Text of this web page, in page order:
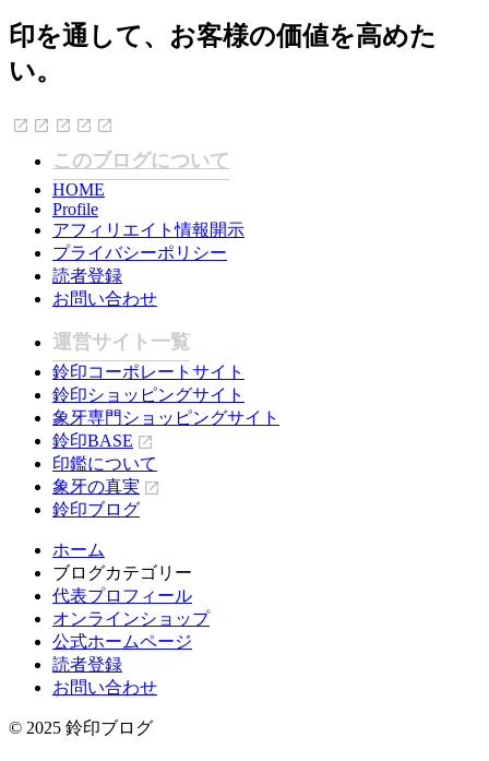
印を通して、お客様の価値を高めた
い。
このブログについて
HOME
Profile
アフィリエイト情報開示
プライバシーポリシー
読者登録
お問い合わせ
運営サイト一覧
鈴印コーポレートサイト
鈴印ショッピングサイト
象牙専門ショッピングサイト
鈴印BASE
印鑑について
象牙の真実
鈴印ブログ
ホーム
ブログカテゴリー
代表プロフィール
オンラインショップ
公式ホームページ
読者登録
お問い合わせ
© 2025 鈴印ブログ